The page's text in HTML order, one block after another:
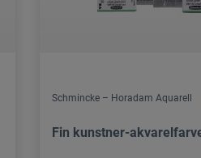
Schmincke – Horadam Aquarell
Fin kunstner-